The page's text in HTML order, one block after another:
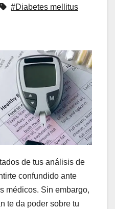
#Diabetes mellitus
de tus análisis de
confundido ante
médicos. Sin embargo,
te da poder sobre tu